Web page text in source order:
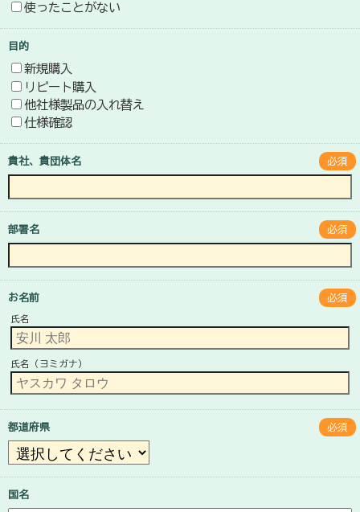
使ったことがない
目的
新規購入
リピート購入
他社様製品の入れ替え
仕様確認
貴社、貴団体名 必須
部署名 必須
お名前 必須
氏名
氏名（ヨミガナ）
都道府県 必須
国名